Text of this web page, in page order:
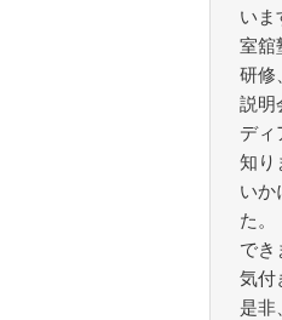
いま
室舘
研修
説明
ディ
知
いか
た
でき
気付
是非